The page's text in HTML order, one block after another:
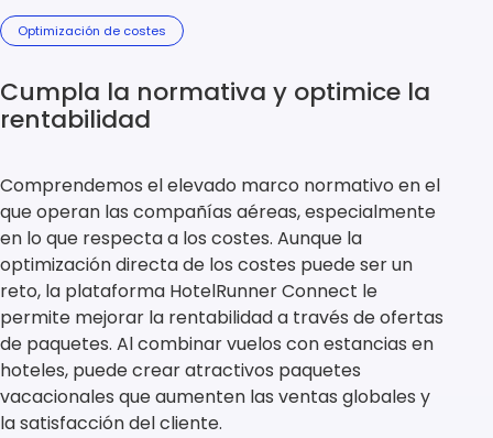
Optimización de costes
Cumpla la normativa y optimice la
rentabilidad
Comprendemos el elevado marco normativo en el
que operan las compañías aéreas, especialmente
en lo que respecta a los costes. Aunque la
optimización directa de los costes puede ser un
reto, la plataforma HotelRunner Connect le
permite mejorar la rentabilidad a través de ofertas
de paquetes. Al combinar vuelos con estancias en
hoteles, puede crear atractivos paquetes
vacacionales que aumenten las ventas globales y
la satisfacción del cliente.